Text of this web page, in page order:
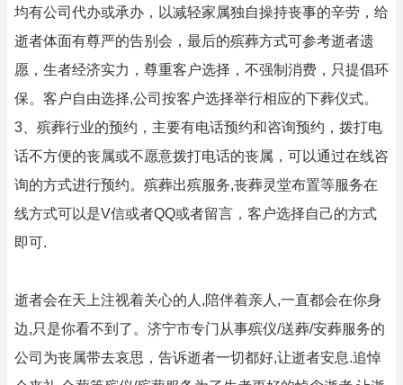
均有公司代办或承办，以减轻家属独自操持丧事的辛劳，给
逝者体面有尊严的告别会，最后的殡葬方式可参考逝者遗
愿，生者经济实力，尊重客户选择，不强制消费，只提倡环
保。客户自由选择,公司按客户选择举行相应的下葬仪式。
3、殡葬行业的预约，主要有电话预约和咨询预约，拨打电
话不方便的丧属或不愿意拨打电话的丧属，可以通过在线咨
询的方式进行预约。殡葬出殡服务,丧葬灵堂布置等服务在
线方式可以是V信或者QQ或者留言，客户选择自己的方式
即可.
逝者会在天上注视着关心的人,陪伴着亲人,一直都会在你身
边,只是你看不到了。济宁市专门从事殡仪/送葬/安葬服务的
公司为丧属带去哀思，告诉逝者一切都好,让逝者安息.追悼